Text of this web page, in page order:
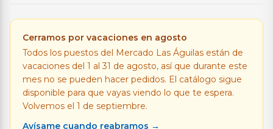
Cerramos por vacaciones en agosto
Todos los puestos del Mercado Las Águilas están de
vacaciones del 1 al 31 de agosto, así que durante este
mes no se pueden hacer pedidos. El catálogo sigue
disponible para que vayas viendo lo que te espera.
Volvemos el 1 de septiembre.
Avísame cuando reabramos →